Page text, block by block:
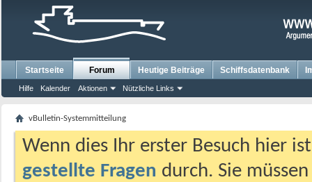
Startseite Forum
Hilfe Kalender Aktionen Nützliche Links
Heutige Beiträge Schiffsdatenbank
vBulletin-Systemmitteilung
Wenn dies Ihr erster Besuch hier
gestellte Fragen durch. Sie